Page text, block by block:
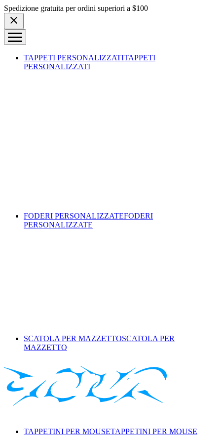
Skip to content
Spedizione gratuita per ordini superiori a $100
TAPPETI PERSONALIZZATITAPPETI
PERSONALIZZATI
FODERI PERSONALIZZATEFODERI
PERSONALIZZATE
SCATOLA PER MAZZETTOSCATOLA PER
MAZZETTO
TAPPETINI PER MOUSETAPPETINI PER MOUSE